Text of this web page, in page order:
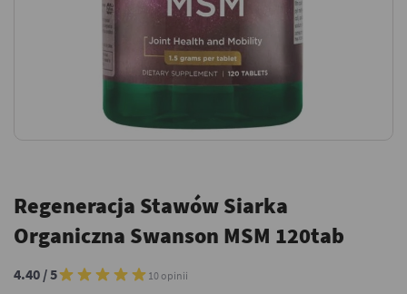
Regeneracja Stawów Siarka
Organiczna Swanson MSM 120tab
4.40 / 5 10 opinii